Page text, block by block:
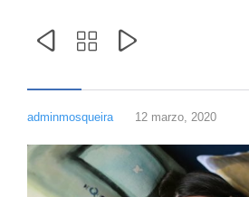
  
adminmosqueira 12 marzo, 2020